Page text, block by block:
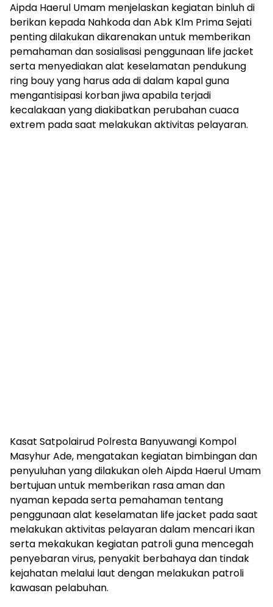
Aipda Haerul Umam menjelaskan kegiatan binluh di
berikan kepada Nahkoda dan Abk Klm Prima Sejati
penting dilakukan dikarenakan untuk memberikan
pemahaman dan sosialisasi penggunaan life jacket
serta menyediakan alat keselamatan pendukung
ring bouy yang harus ada di dalam kapal guna
mengantisipasi korban jiwa apabila terjadi
kecalakaan yang diakibatkan perubahan cuaca
extrem pada saat melakukan aktivitas pelayaran.
Kasat Satpolairud Polresta Banyuwangi Kompol
Masyhur Ade, mengatakan kegiatan bimbingan dan
penyuluhan yang dilakukan oleh Aipda Haerul Umam
bertujuan untuk memberikan rasa aman dan
nyaman kepada serta pemahaman tentang
penggunaan alat keselamatan life jacket pada saat
melakukan aktivitas pelayaran dalam mencari ikan
serta mekakukan kegiatan patroli guna mencegah
penyebaran virus, penyakit berbahaya dan tindak
kejahatan melalui laut dengan melakukan patroli
kawasan pelabuhan.